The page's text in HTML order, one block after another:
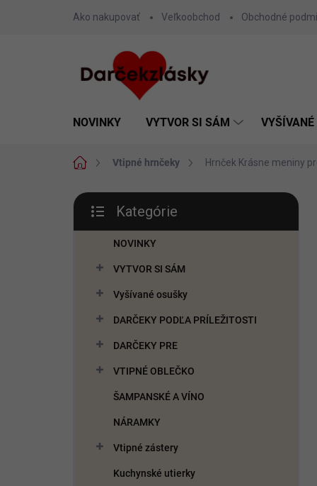
Ako nakupovať Veľkoobchod Obchodné
NOVINKY VYTVOR SI SÁM
DomovVtipné hrnčeky Hrnček Krásne meniny
B
č
kategórie
Kategórie
NOVINKY
VYTVOR SI SÁM
Vyšívané osušky
DARČEKY PODĽA PRÍLEŽITOSTI
DARČEKY PRE
VTIPNÉ OBLEČKO
ŠAMPANSKÉ A VÍNO
NÁRAMKY
Vtipné zástery
Kuchynské utierky